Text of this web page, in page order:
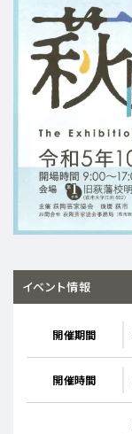
イベント情報
開催期間
開催時間